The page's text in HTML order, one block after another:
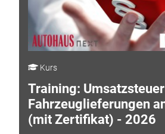
Kurs
Training:
Fahrzeuglieferungen
(mit Zertifikat) - 2026